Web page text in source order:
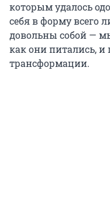
которым удалось
себя в форму всего
довольны собой —
как они питались, и
трансформации.